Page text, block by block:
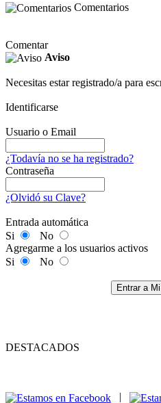
Comentarios
Comentar
Aviso
Necesitas estar registrado/a para
Identificarse
Usuario o Email
¿Todavía no se ha registrado?
Contraseña
¿Olvidó su Clave?
Entrada automática
Si
No
Agregarme a los usuarios activos
Si
No
Entrar a
DESTACADOS